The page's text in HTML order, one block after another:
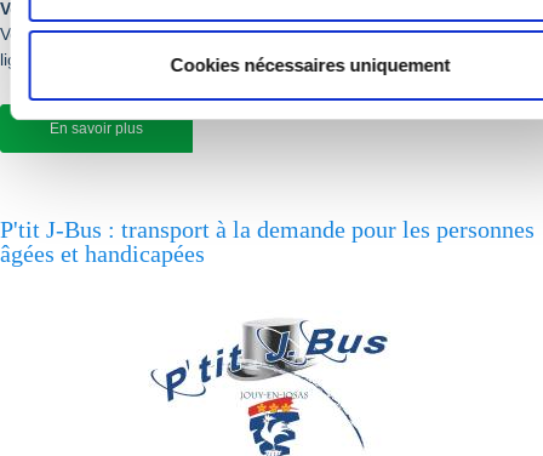
Cookies nécessaires uniquement
Vous êtes étudiant, vous souhaitez postuler ?
Vous avez jusqu’à fin mai pour postuler en remplissant le formulaire en
ligne sur
www.yvelines.fr/yes
En savoir plus
P'tit J-Bus : transport à la demande pour les personnes
âgées et handicapées